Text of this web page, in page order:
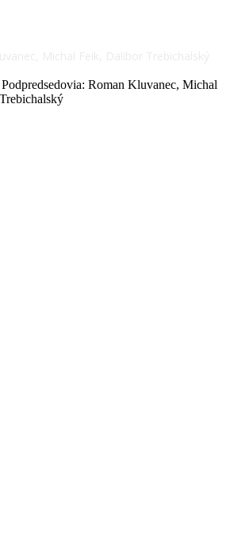
Podpredsedovia: Roman Kluvanec, Michal